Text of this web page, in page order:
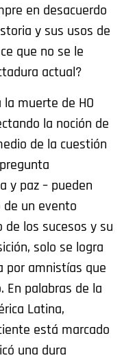
en desacuerdo
y sus usos de
que no se le
actual?
muerte de HO
la noción de
de la cuestión
y paz – pueden
un evento
los sucesos y su
solo se logra
por amnistías que
En palabras de la
Latina,
está marcado
una dura